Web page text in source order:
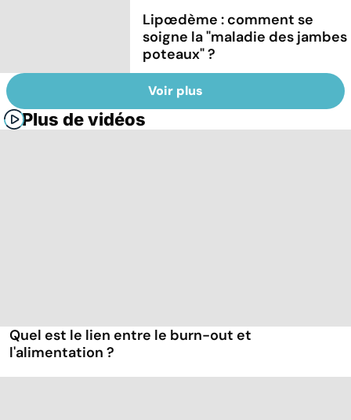
Lipœdème : comment se
soigne la "maladie des jambes
poteaux" ?
Voir plus
Plus de vidéos
Quel est le lien entre le burn-out et
l'alimentation ?